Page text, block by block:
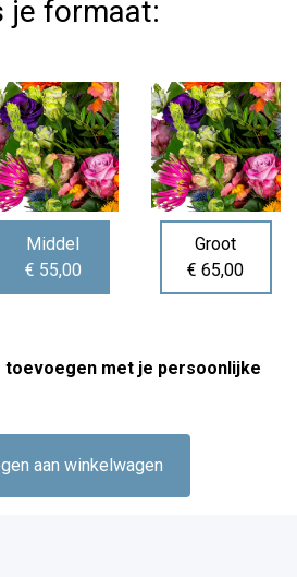
je formaat:
Middel
€ 55,00
Groot
€ 65,00
toevoegen met je persoonlijke
aan winkelwagen